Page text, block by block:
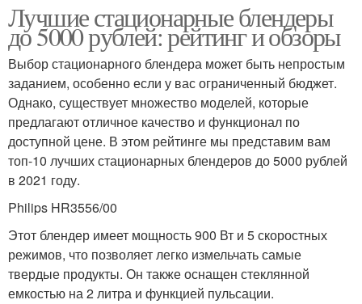
Лучшие стационарные блендеры
до 5000 рублей: рейтинг и обзоры
Выбор стационарного блендера может быть непростым
заданием, особенно если у вас ограниченный бюджет.
Однако, существует множество моделей, которые
предлагают отличное качество и функционал по
доступной цене. В этом рейтинге мы представим вам
топ-10 лучших стационарных блендеров до 5000 рублей
в 2021 году.
Philips HR3556/00
Этот блендер имеет мощность 900 Вт и 5 скоростных
режимов, что позволяет легко измельчать самые
твердые продукты. Он также оснащен стеклянной
емкостью на 2 литра и функцией пульсации.